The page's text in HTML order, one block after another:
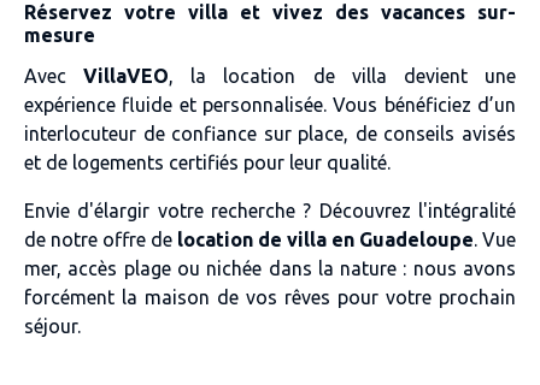
Réservez votre villa et vivez des vacances sur-
mesure
AvecVillaVEO, la location de villa devient une
expérience fluide et personnalisée. Vous bénéficiez d’un
interlocuteur de confiance sur place, de conseils avisés
et de logements certifiés pour leur qualité.
Envie d'élargir votre recherche ? Découvrez l'intégralité
de notre offre de location de villa en Guadeloupe. Vue
mer, accès plage ou nichée dans la nature : nous avons
forcément la maison de vos rêves pour votre prochain
séjour.